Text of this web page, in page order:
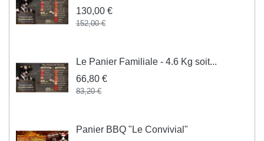
130,00 €
152,00 €
Le Panier Familiale - 4.6 Kg soit...
66,80 €
83,20 €
Panier BBQ "Le Convivial"